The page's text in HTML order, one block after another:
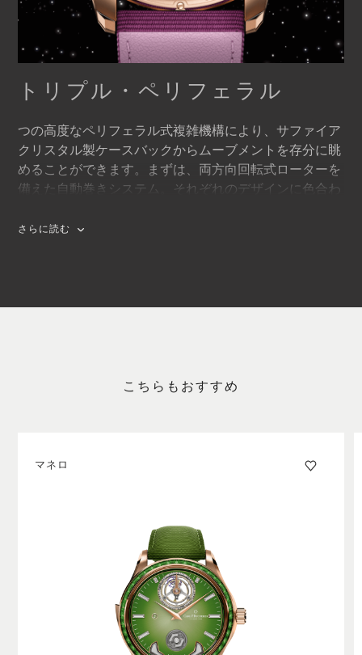
トリプル・ペリフェラル
つの高度なペリフェラル式複雑機構により、サファイア
クリスタル製ケースバックからムーブメントを存分に眺
めることができます。まずは、両方向回転式ローターを
備えた自動巻きシステム。それぞれのデザインに色合わ
ィングトゥールビヨン。ムーブメントの地板にもその上
な方法で時間を伝える技術は、時計製造の世界で最も複
さらに読む
こちらもおすすめ
マネロ